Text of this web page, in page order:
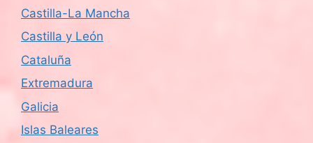
Castilla-La Mancha
Castilla y León
Cataluña
Extremadura
Galicia
Islas Baleares